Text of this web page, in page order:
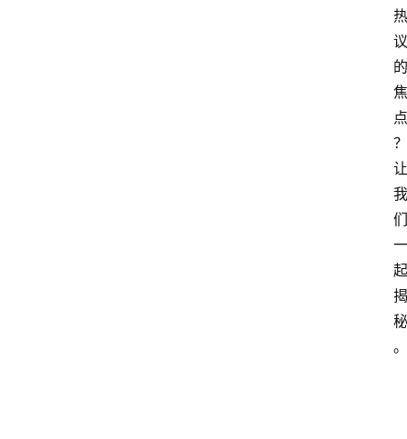
热
议
的
焦
点
？
让
我
们
一
起
揭
秘
。